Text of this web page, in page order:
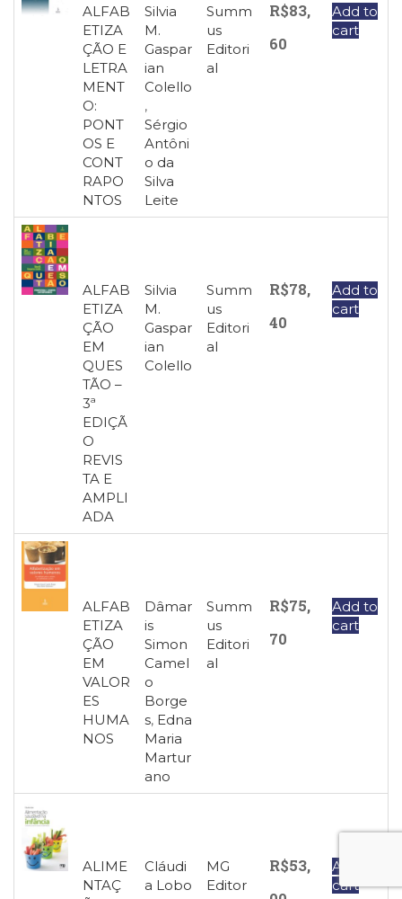
ALFAB
ETIZA
ÇÃO E
LETRA
MENT
O:
PONT
OS E
CONT
RAPO
NTOS
Silvia
M.
Gaspar
ian
Colello
,
Sérgio
Antôni
o da
Silva
Leite
Summ
us
Editori
al
R$83,
60
Add to
cart
ALFAB
ETIZA
ÇÃO
EM
QUES
TÃO –
3ª
EDIÇÃ
O
REVIS
TA E
AMPLI
ADA
Silvia
M.
Gaspar
ian
Colello
Summ
us
Editori
al
R$78,
40
Add to
cart
ALFAB
ETIZA
ÇÃO
EM
VALOR
ES
HUMA
NOS
Dâmar
is
Simon
Camel
o
Borge
s, Edna
Maria
Martur
ano
Summ
us
Editori
al
R$75,
70
Add to
cart
ALIME
NTAÇ
Cláudi
a Lobo
MG
Editor
R$53,
Add to
cart